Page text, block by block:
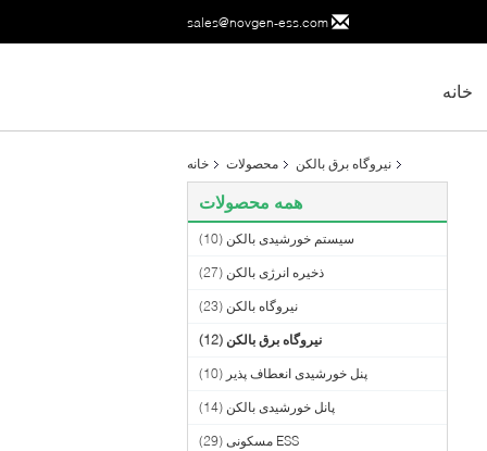
sales@novgen-ess.com
خانه
خانه محصولات نیروگاه برق بالکن
همه محصولات
سیستم خورشیدی بالکن (10)
ذخیره انرژی بالکن (27)
نیروگاه بالکن (23)
نیروگاه برق بالکن (12)
پنل خورشیدی انعطاف پذیر (10)
پانل خورشیدی بالکن (14)
ESS مسکونی (29)